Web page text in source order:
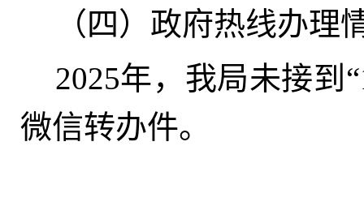
（四）政府热线办理
2025年， 我局未接到
微信转办件。